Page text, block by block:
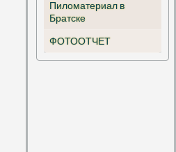
Пиломатериал в
Братске
ФОТООТЧЕТ